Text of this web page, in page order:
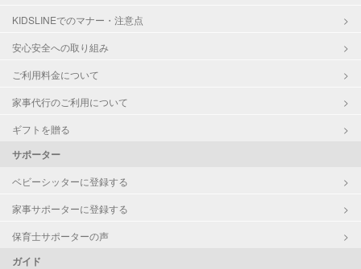
KIDSLINEでのマナー・注意点
安心安全への取り組み
ご利用料金について
家事代行のご利用について
ギフトを贈る
サポーター
ベビーシッターに登録する
家事サポーターに登録する
保育士サポーターの声
ガイド